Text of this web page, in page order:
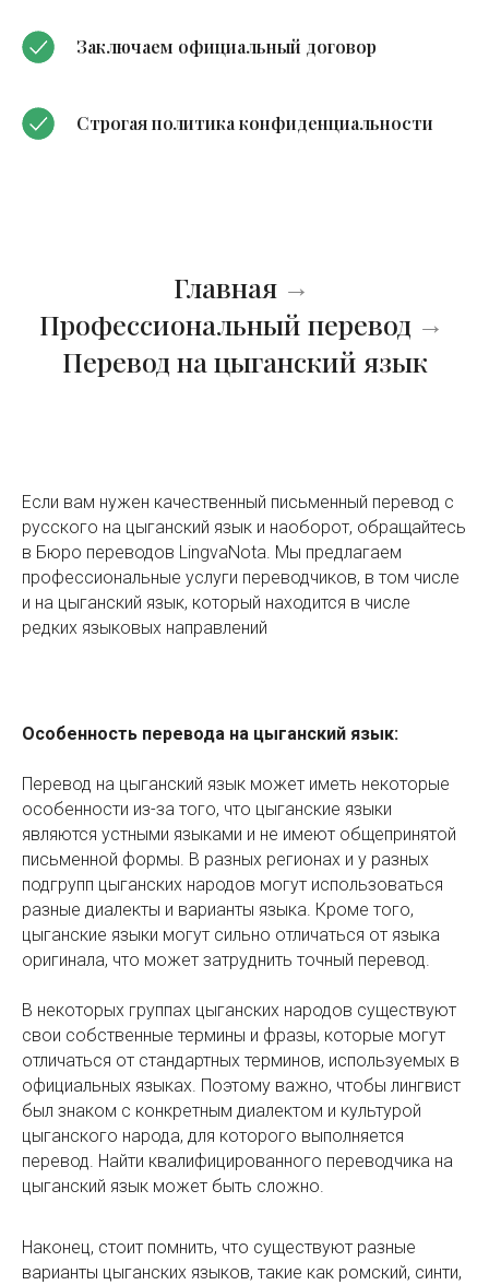
Заключаем официальный договор
Строгая политика конфиденциальности
Главная →
Профессиональный перевод →
Перевод на цыганский язык
Если вам нужен качественный письменный перевод с
русского на цыганский язык и наоборот, обращайтесь
в Бюро переводов LingvaNota. Мы предлагаем
профессиональные услуги переводчиков, в том числе
и на цыганский язык, который находится в числе
редких языковых направлений
Особенность перевода на цыганский язык:
Перевод на цыганский язык может иметь некоторые
особенности из-за того, что цыганские языки
являются устными языками и не имеют общепринятой
письменной формы. В разных регионах и у разных
подгрупп цыганских народов могут использоваться
разные диалекты и варианты языка. Кроме того,
цыганские языки могут сильно отличаться от языка
оригинала, что может затруднить точный перевод.
В некоторых группах цыганских народов существуют
свои собственные термины и фразы, которые могут
отличаться от стандартных терминов, используемых в
официальных языках. Поэтому важно, чтобы лингвист
был знаком с конкретным диалектом и культурой
цыганского народа, для которого выполняется
перевод. Найти квалифицированного переводчика на
цыганский язык может быть сложно.
Наконец, стоит помнить, что существуют разные
варианты цыганских языков, такие как ромский, синти,